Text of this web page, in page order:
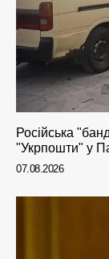
Російська
"Укрпошти" у
07.08.2026